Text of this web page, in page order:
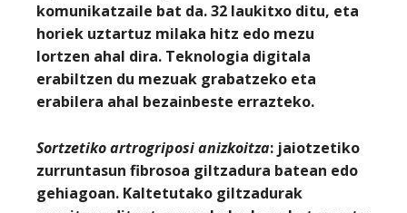
komunikatzaile bat da. 32 laukitxo ditu, eta
horiek uztartuz milaka hitz edo mezu
lortzen ahal dira. Teknologia digitala
erabiltzen du mezuak grabatzeko eta
erabilera ahal bezainbeste errazteko.
Sortzetikoartrogriposianizkoitza: jaiotzetiko
zurruntasun fibrosoa giltzadura batean edo
gehiagoan. Kaltetutako giltzadurak